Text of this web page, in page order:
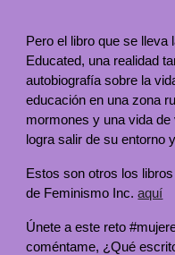
Pero el libro que se lleva
Educated, una realidad
autobiografía sobre la
educación en una zona
mormones y una vida
logra salir de su entorno
Estos son otros los
de Feminismo Inc. aquí
Únete a este reto
coméntame, ¿Qué